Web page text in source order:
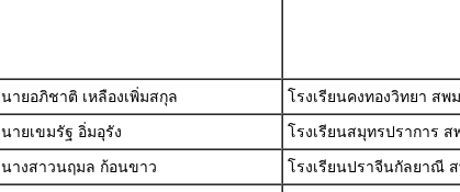
นายอภิชาติ เหลืองเพิ่มสกุล โรงเรียนคงทองวิทยา สพ
นายเขมรัฐ อิ่มอุรัง โรงเรียนสมุทรปราการ
นางสาวนฤมล ก้อนขาว โรงเรียนปราจีนกัลยาณี